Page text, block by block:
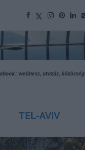
wellness, utazás, közösség
TEL-AVIV